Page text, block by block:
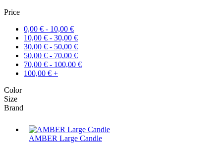
Price
0,00 € - 10,00 €
10,00 € - 30,00 €
30,00 € - 50,00 €
50,00 € - 70,00 €
70,00 € - 100,00 €
100,00 € +
Color
Size
Brand
AMBER Large Candle